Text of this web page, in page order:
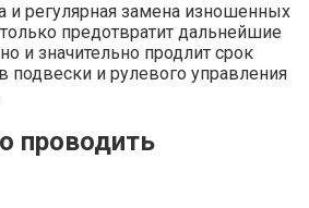
и регулярная замена изношенных
предотвратит дальнейшие
и значительно продлит срок
и рулевого управления
проводить